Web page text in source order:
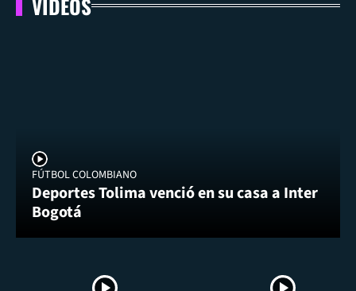
FÚTBOL COLOMBIANO
Deportes Tolima venció en su casa a Inter
Bogotá